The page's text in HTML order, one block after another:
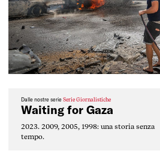
Dalle nostre serie Serie Giornalistiche
Waiting for Gaza
2023. 2009, 2005, 1998: una storia senza
tempo.